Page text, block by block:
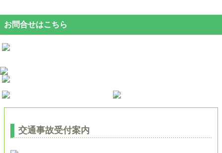
お問合せはこちら
交通事故受付案内